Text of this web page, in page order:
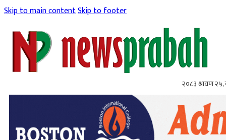
Skip to main contentSkip to footer
२०८३ श्रावण २५,